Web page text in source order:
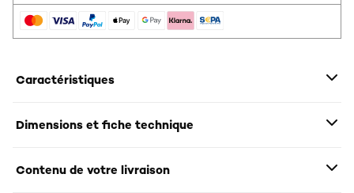
Caractéristiques
Dimensions et fiche technique
Contenu de votre livraison